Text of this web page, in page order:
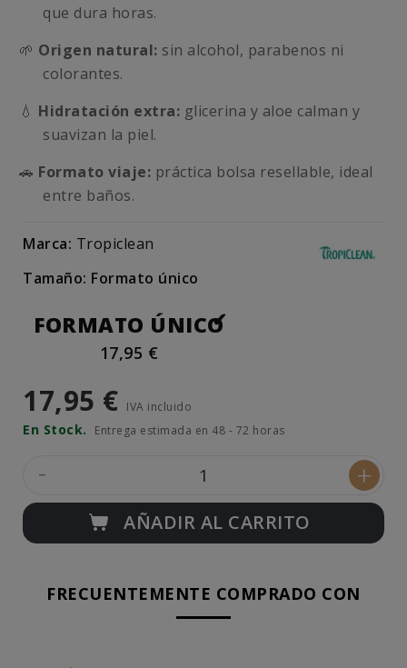
que dura horas.
🌱 Origen natural: sin alcohol, parabenos ni
colorantes.
💧 Hidratación extra: glicerina y aloe calman y
suavizan la piel.
🚗 Formato viaje: práctica bolsa resellable, ideal
entre baños.
Marca: Tropiclean
Tamaño: Formato único
FORMATO ÚNICO
17,95 €
17,95 € IVA incluido
En Stock. Entrega estimada en 48 - 72 horas
- +
AÑADIR AL CARRITO
FRECUENTEMENTE COMPRADO CON